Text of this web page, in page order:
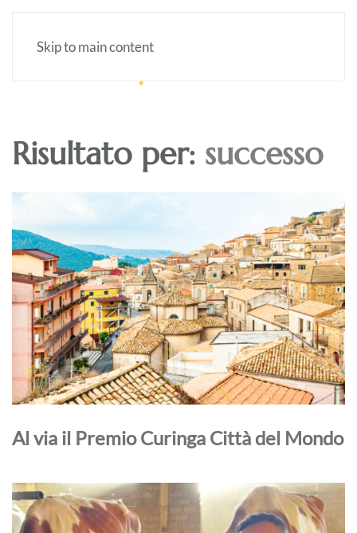
Skip to main content
Risultato per: successo
Al via il Premio Curinga Città del Mondo